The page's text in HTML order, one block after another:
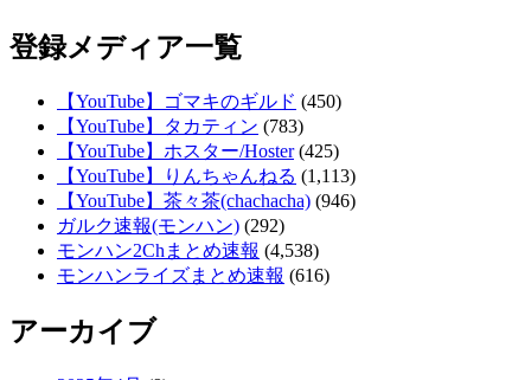
登録メディア一覧
【YouTube】ゴマキのギルド (450)
【YouTube】タカティン (783)
【YouTube】ホスター/Hoster(425)
【YouTube】りんちゃんねる (1,113)
【YouTube】茶々茶(chachacha) (946)
ガルク速報(モンハン) (292)
モンハン2Chまとめ速報 (4,538)
モンハンライズまとめ速報 (616)
アーカイブ